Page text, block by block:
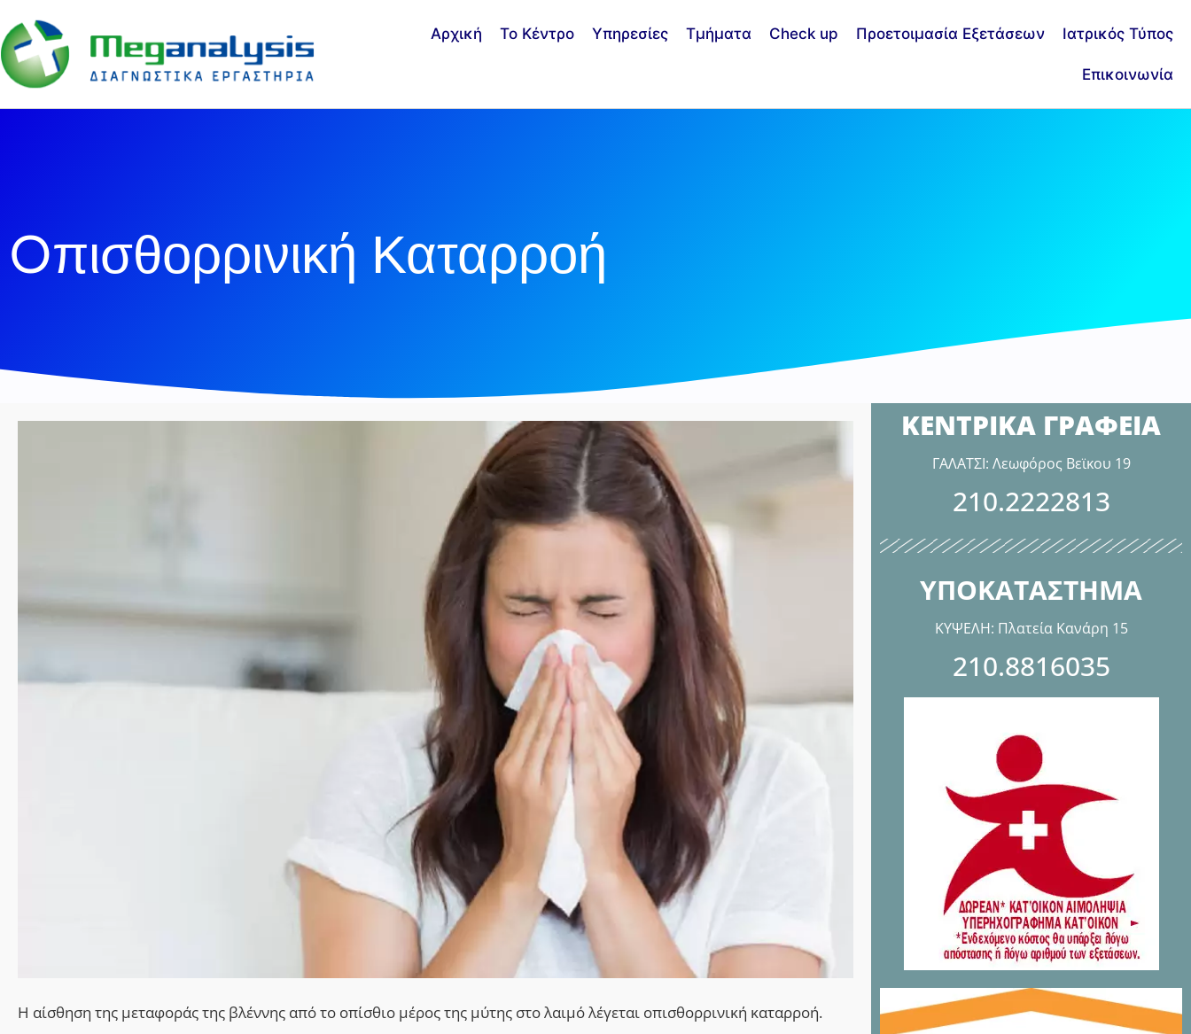
Αρχική Το Κέντρο Υπηρεσίες Τμήματα Check up Προετοιμασία Εξετάσεων Ιατρικός Τύπος
Επικοινωνία
Oπισθορρινική Καταρροή
Η αίσθηση της μεταφοράς της βλέννης από το οπίσθιο μέρος της μύτης στο λαιμό λέγεται οπισθορρινική καταρροή.
ΚΕΝΤΡΙΚΑ ΓΡΑΦΕΙΑ
ΓΑΛΑΤΣΙ: Λεωφόρος Βεϊκου 19
210.2222813
ΥΠΟΚΑΤΑΣΤΗΜΑ
ΚΥΨΕΛΗ: Πλατεία Κανάρη 15
210.8816035